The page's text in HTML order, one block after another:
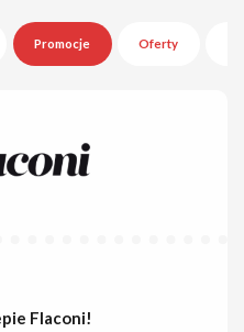
Promocje Oferty
Flaconi!